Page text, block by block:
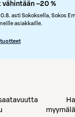
vähintään –20 %
asti Sokoksella, Sokos
asiakkaille.